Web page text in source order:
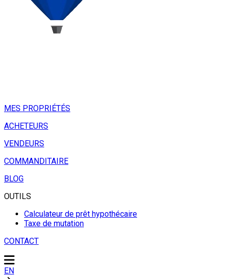
MES PROPRIÉTÉS
ACHETEURS
VENDEURS
COMMANDITAIRE
BLOG
OUTILS
Calculateur de prêt hypothécaire
Taxe de mutation
CONTACT
EN